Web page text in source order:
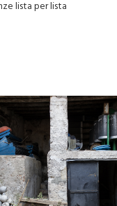
lista per lista